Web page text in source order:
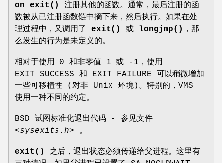
on_exit()
注册其他的函数。通常，最后注册的函
数被从已注册函数链中摘下来，然后执行。如果在处
理过程中，又调用了 exit() 或 longjmp() ，那
么发生的行为是未定义的。
相对于使用 0 和非零值 1 或 -1，使用
EXIT_SUCCESS 和 EXIT_FAILURE 可以稍微增加
一些可移植性 (对非 Unix 环境)。特别的，VMS
使用一种不同的约定。
BSD 试图标准化退出代码 - 参见文件
<sysexits.h> 。
exit()
之后，退出状态必须传递给父进程。这里有